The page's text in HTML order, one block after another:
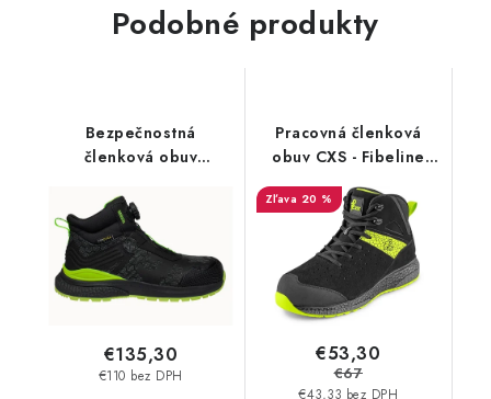
Podobné produkty
Bezpečnostná
členková obuv
ESD - doskladnenie
20.06.2026
€110 bez DPH
€135,30
Pracovná členková
obuv CXS - Fibeline
Malifera O2 ESD
20 %
€43,33 bez DPH
€53,30
€67